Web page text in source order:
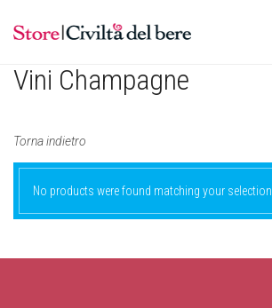
Vini Champagne
Torna indietro
No products were found matching your selection.